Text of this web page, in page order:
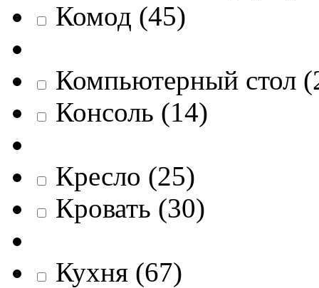
Комод (45)
Компьютерный стол (
Консоль (14)
Кресло (25)
Кровать (30)
Кухня (67)